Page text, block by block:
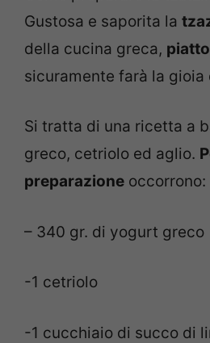
Gustosa e saporita la
della cucina greca,
sicuramente farà la
Si tratta di una ricetta a
greco, cetriolo ed aglio.
preparazione occorrono:
– 340 gr. di yogurt greco
-1 cetriolo
-1 cucchiaio di succo di